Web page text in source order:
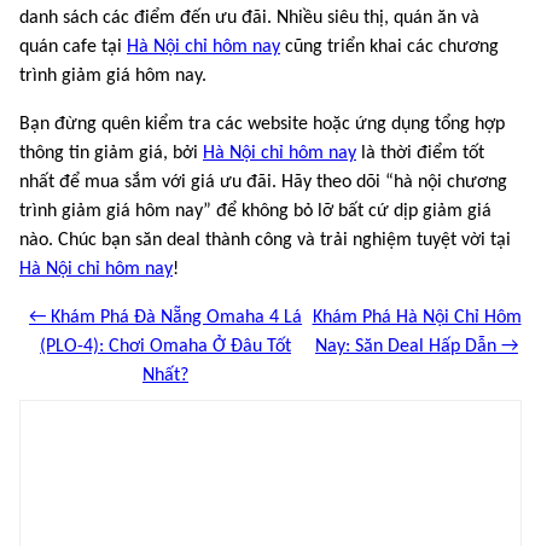
danh sách các điểm đến ưu đãi. Nhiều siêu thị, quán ăn và
quán cafe tại Hà Nội chỉ hôm nay cũng triển khai các chương
trình giảm giá hôm nay.
Bạn đừng quên kiểm tra các website hoặc ứng dụng tổng hợp
thông tin giảm giá, bởi Hà Nội chỉ hôm nay là thời điểm tốt
nhất để mua sắm với giá ưu đãi. Hãy theo dõi “hà nội chương
trình giảm giá hôm nay” để không bỏ lỡ bất cứ dịp giảm giá
nào. Chúc bạn săn deal thành công và trải nghiệm tuyệt vời tại
Hà Nội chỉ hôm nay!
← Khám Phá Đà Nẵng Omaha 4 Lá
(PLO-4): Chơi Omaha Ở Đâu Tốt
Nhất?
Khám Phá Hà Nội Chỉ Hôm
Nay: Săn Deal Hấp Dẫn →